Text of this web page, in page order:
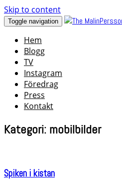
Skip to content
Toggle navigation
Hem
Blogg
TV
Instagram
Föredrag
Press
Kontakt
Kategori: mobilbilder
Spiken i kistan